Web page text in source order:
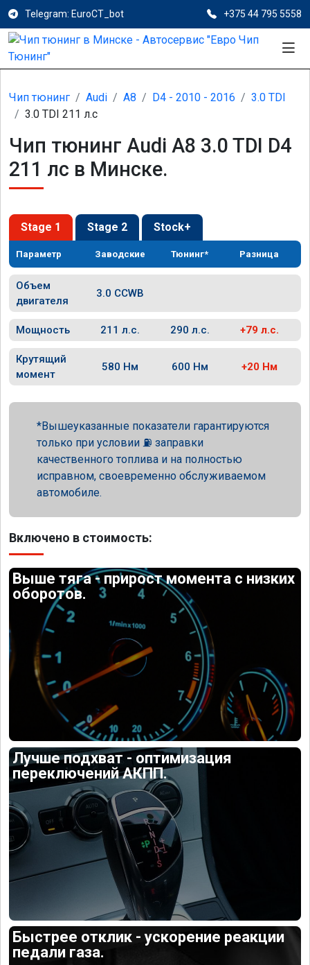
Telegram: EuroCT_bot +375 44 795 5558
Чип тюнинг Audi A8 D4 - 2010 - 2016
3.0 TDI
3.0 TDI 211 л.с
Чип тюнинг Audi A8 3.0 TDI D4
211 лс в Минске.
Stage 1 Stage 2 Stock+
Параметр Заводские Тюнинг* Разница
Объем
двигателя
3.0 CCWB
Мощность 211 л.с. 290 л.с. +79 л.с.
Крутящий
момент
580 Нм 600 Нм +20 Нм
Вышеуказанные показатели гарантируются
только при условии ⛽ заправки
качественного топлива и на полностью
исправном, своевременно обслуживаемом
автомобиле.
Включено в стоимость:
Выше тяга - прирост момента с низких
оборотов.
Лучше подхват - оптимизация
переключений АКПП.
Быстрее отклик - ускорение реакции
педали газа.